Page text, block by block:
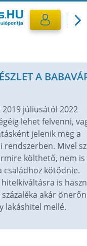
CASCO
Banki
A
júliusától 2022
lehet felvenni,
jelenik meg a
rendszerben. Mivel
költhető, nem is
családhoz kötődnie.
is
akár
lakáshitel mellé.